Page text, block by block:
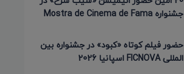
جشنواره Mostra de Cinema de Fama
حضور فیلم کوتاه «کبود» در جشنواره بین
المللی FICNOVA اسپانیا 2026